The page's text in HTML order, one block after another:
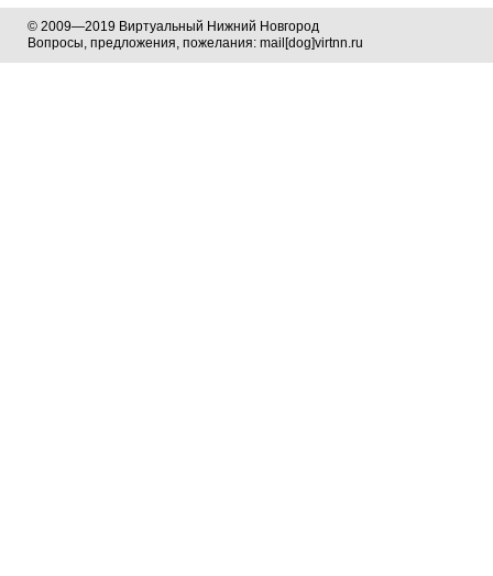
© 2009—2019 Виртуальный Нижний Новгород
Вопросы, предложения, пожелания: mail[dog]virtnn.ru